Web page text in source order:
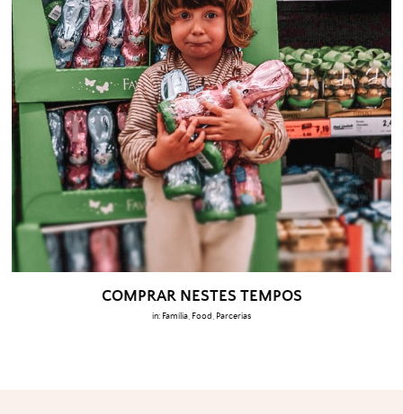
COMPRAR NESTES TEMPOS
in: Família Food Parcerias